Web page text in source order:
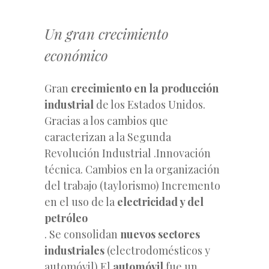
Un gran crecimiento
económico
Gran crecimiento en la producción
industrial de los Estados Unidos.
Gracias a los cambios que
caracterizan a la Segunda
Revolución Industrial .Innovación
técnica. Cambios en la organización
del trabajo (taylorismo) Incremento
en el uso de la electricidad y del
petróleo
. Se consolidan nuevos sectores
industriales (electrodomésticos y